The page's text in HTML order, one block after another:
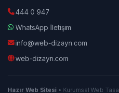
444 0 947
WhatsApp İletişim
info@web-dizayn.com
web-dizayn.com
Hazır Web Sitesi • Kurumsal Web